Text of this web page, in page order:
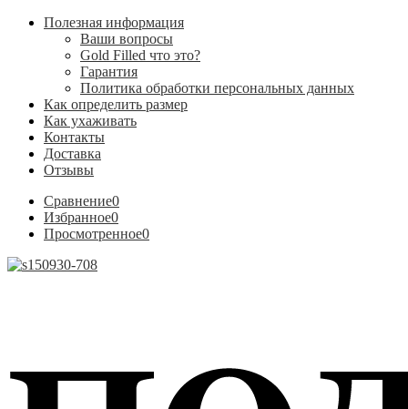
Полезная информация
Ваши вопросы
Gold Filled что это?
Гарантия
Политика обработки персональных данных
Как определить размер
Как ухаживать
Контакты
Доставка
Отзывы
Сравнение0
Избранное0
Просмотренное0